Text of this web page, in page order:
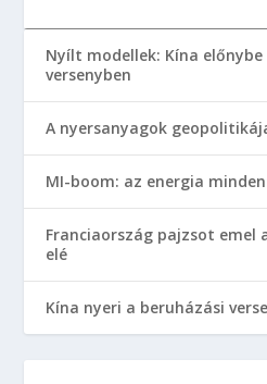
Nyílt modellek: Kína
versenyben
A nyersanyagok
MI-boom: az energia
Franciaország pajzsot
elé
Kína nyeri a beruházási